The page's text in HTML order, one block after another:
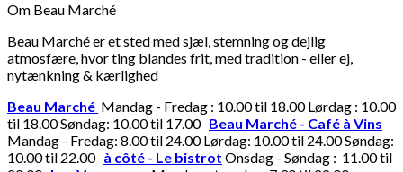
Om Beau Marché
Beau Marché er et sted med sjæl, stemning og dejlig
atmosfære, hvor ting blandes frit, med tradition - eller ej,
nytænkning & kærlighed
Beau Marché Mandag - Fredag : 10.00 til 18.00 Lørdag : 10.00
til 18.00 Søndag: 10.00 til 17.00 Beau Marché - Café à Vins
Mandag - Fredag: 8.00 til 24.00 Lørdag: 10.00 til 24.00 Søndag:
10.00 til 22.00 à côté - Le bistrot Onsdag - Søndag : 11.00 til